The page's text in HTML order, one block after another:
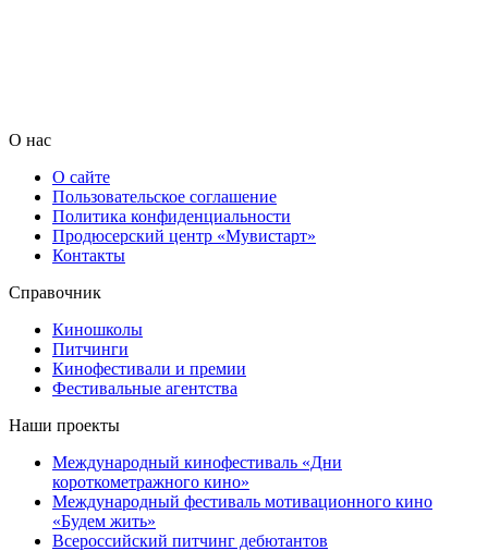
О нас
О сайте
Пользовательское соглашение
Политика конфиденциальности
Продюсерский центр «Мувистарт»
Контакты
Справочник
Киношколы
Питчинги
Кинофестивали и премии
Фестивальные агентства
Наши проекты
Международный кинофестиваль «Дни
короткометражного кино»
Международный фестиваль мотивационного кино
«Будем жить»
Всероссийский питчинг дебютантов